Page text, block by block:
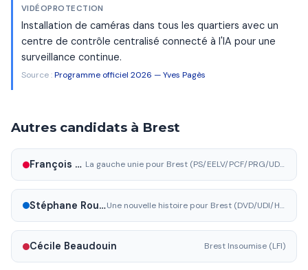
VIDÉOPROTECTION
Installation de caméras dans tous les quartiers avec un
centre de contrôle centralisé connecté à l'IA pour une
surveillance continue.
Source :Programme officiel 2026 — Yves Pagès
Autres candidats à Brest
François Cuillandre La gauche unie pour Brest (PS/EELV/PCF/PRG/UDB/Génération.s/GRS/Parti radical/NFP)
Stéphane Roudaut Une nouvelle histoire pour Brest (DVD/UDI/Horizons/LR)
Cécile Beaudouin Brest Insoumise (LFI)